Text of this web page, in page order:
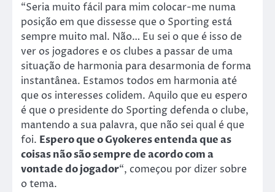
“Seria muito fácil para mim colocar-me numa
posição em que dissesse que o Sporting está
sempre muito mal. Não… Eu sei o que é isso de
ver os jogadores e os clubes a passar de uma
situação de harmonia para desarmonia de forma
instantânea. Estamos todos em harmonia até
que os interesses colidem. Aquilo que eu espero
é que o presidente do Sporting defenda o clube,
mantendo a sua palavra, que não sei qual é que
foi. Espero que o Gyokeres entenda que as
coisas não são sempre de acordo com a
vontade do jogador“, começou por dizer sobre
o tema.